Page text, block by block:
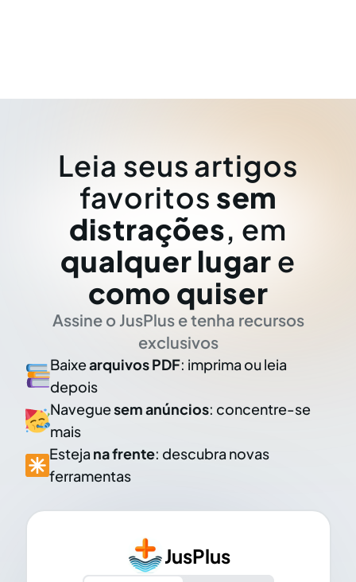
Leia seus artigos
favoritos sem
distrações, em
qualquer lugar e
como quiser
Assine o JusPlus e tenha recursos
exclusivos
Baixearquivos PDF: imprima ou leia
depois
Naveguesem anúncios: concentre-se
mais
Esteja na frente: descubra novas
ferramentas
JusPlus